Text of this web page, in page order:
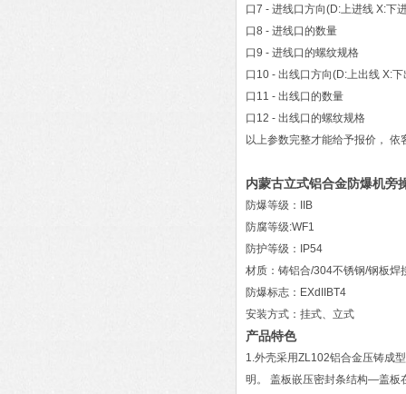
口7 - 进线口方向(D:上进线 X:下
口8 - 进线口的数量
口9 - 进线口的螺纹规格
口10 - 出线口方向(D:上出线 X:下
口11 - 出线口的数量
口12 - 出线口的螺纹规
以上参数完整才能给予报价，
内蒙古立式铝合金防爆机旁
防爆等级：IIB
防腐等级:WF1
防护等级：IP54
材质：铸铝合/304不锈钢/钢板焊
防爆标志：EXdIIBT4
安装方式：挂式、立式
产品特色
1.外壳采用ZL102铝合金压铸成
明。 盖板嵌压密封条结构—盖板